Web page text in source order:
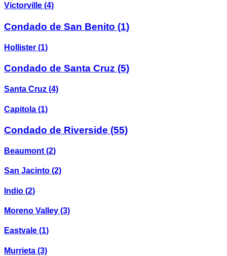
Victorville (4)
Condado de San Benito (1)
Hollister (1)
Condado de Santa Cruz (5)
Santa Cruz (4)
Capitola (1)
Condado de Riverside (55)
Beaumont (2)
San Jacinto (2)
Indio (2)
Moreno Valley (3)
Eastvale (1)
Murrieta (3)